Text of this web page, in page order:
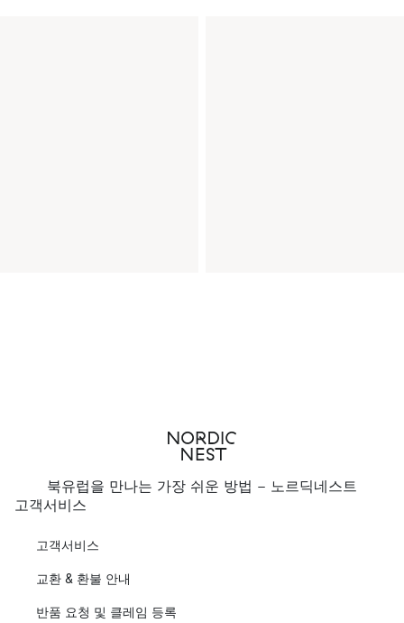
북유럽을 만나는 가장 쉬운 방법 - 노르딕네스트
고객서비스
고객서비스
교환 & 환불 안내
반품 요청 및 클레임 등록